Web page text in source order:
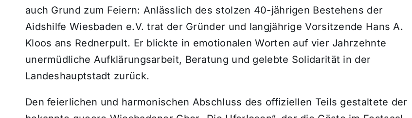
auch Grund zum Feiern: Anlässlich des stolzen 40-jährigen Bestehens der
Aidshilfe Wiesbaden e.V. trat der Gründer und langjährige Vorsitzende Hans A.
Kloos ans Rednerpult. Er blickte in emotionalen Worten auf vier Jahrzehnte
unermüdliche Aufklärungsarbeit, Beratung und gelebte Solidarität in der
Landeshauptstadt zurück.
Den feierlichen und harmonischen Abschluss des offiziellen Teils gestaltete der